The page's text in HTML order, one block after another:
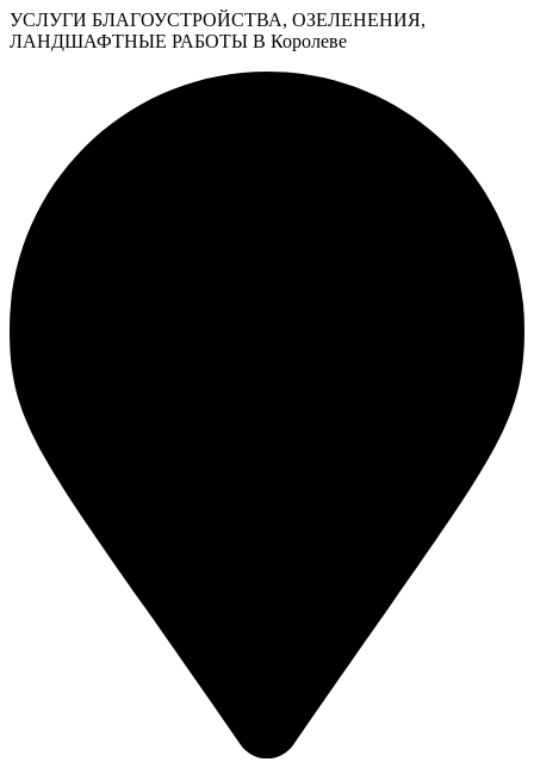
УСЛУГИ БЛАГОУСТРОЙСТВА, ОЗЕЛЕНЕНИЯ,
ЛАНДШАФТНЫЕ РАБОТЫ В Королеве